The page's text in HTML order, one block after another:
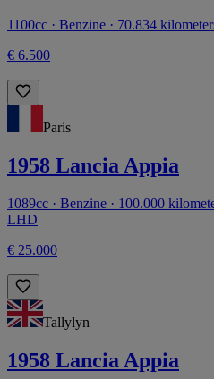
1100cc · Benzine · 70.834
€ 6.500
Paris
1958 Lancia Appia
1089cc · Benzine · 100.000
LHD
€ 25.000
Tallylyn
1958 Lancia Appia